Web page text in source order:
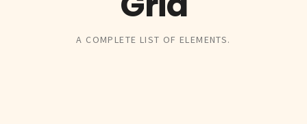
A COMPLETE LIST OF ELEMENTS.